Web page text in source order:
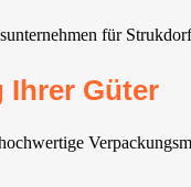
für
Ihrer Güter